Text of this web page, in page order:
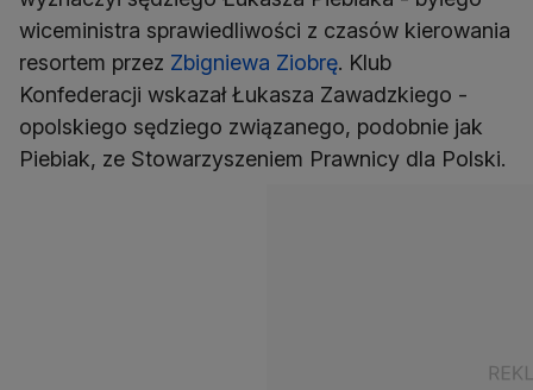
wiceministra sprawiedliwości z czasów kierowania
resortem przez Zbigniewa Ziobrę. Klub
Konfederacji wskazał Łukasza Zawadzkiego -
opolskiego sędziego związanego, podobnie jak
Piebiak, ze Stowarzyszeniem Prawnicy dla Polski.